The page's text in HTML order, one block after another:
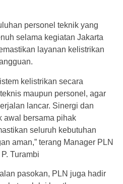
personel teknik yang
selama kegiatan Jakarta
layanan kelistrikan
kelistrikan secara
maupun personel, agar
lancar. Sinergi dan
awal bersama pihak
seluruh kebutuhan
aman,” terang Manager PLN
Turambi
pasokan, PLN juga hadir